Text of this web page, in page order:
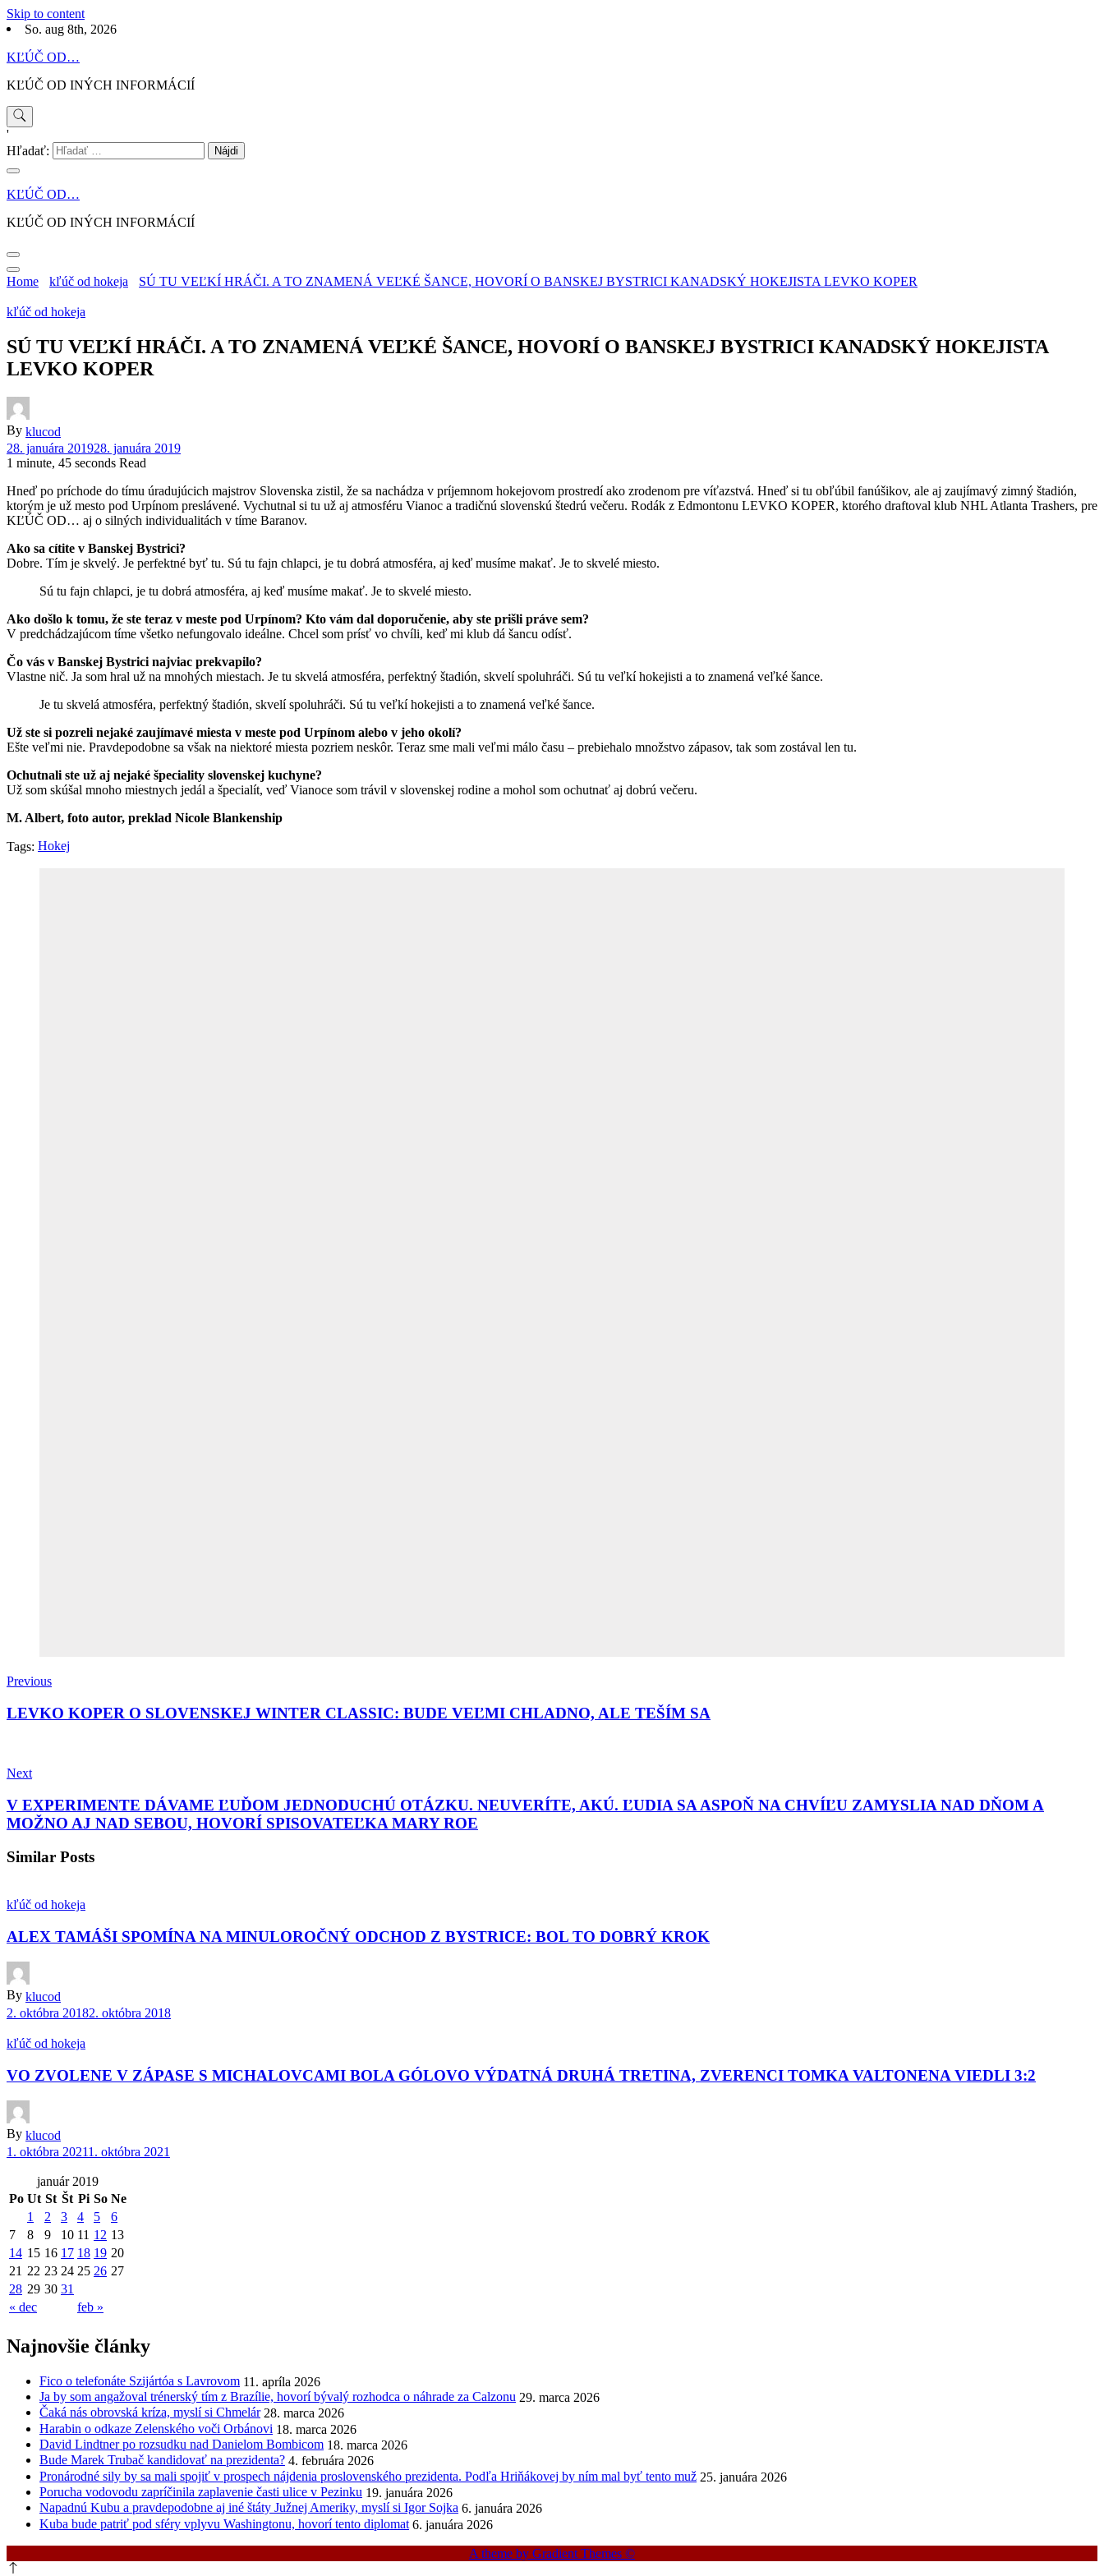
Skip to content
So. aug 8th, 2026
KĽÚČ OD…
KĽÚČ OD INÝCH INFORMÁCIÍ
'
Hľadať:
KĽÚČ OD…
KĽÚČ OD INÝCH INFORMÁCIÍ
Home kľúč od hokeja SÚ TU VEĽKÍ HRÁČI. A TO ZNAMENÁ VEĽKÉ ŠANCE, HOVORÍ O BANSKEJ BYSTRICI KANADSKÝ HOKEJISTA LEVKO KOPER
kľúč od hokeja
SÚ TU VEĽKÍ HRÁČI. A TO ZNAMENÁ VEĽKÉ ŠANCE, HOVORÍ O BANSKEJ BYSTRICI KANADSKÝ HOKEJISTA
LEVKO KOPER
By klucod
28. januára 201928. januára 2019
1 minute, 45 seconds Read
Hneď po príchode do tímu úradujúcich majstrov Slovenska zistil, že sa nachádza v príjemnom hokejovom prostredí ako zrodenom pre víťazstvá. Hneď si tu obľúbil fanúšikov, ale aj zaujímavý zimný štadión,
ktorým je už mesto pod Urpínom preslávené. Vychutnal si tu už aj atmosféru Vianoc a tradičnú slovenskú štedrú večeru. Rodák z Edmontonu LEVKO KOPER, ktorého draftoval klub NHL Atlanta Trashers, pre
KĽÚČ OD… aj o silných individualitách v tíme Baranov.
Ako sa cítite v Banskej Bystrici?
Dobre. Tím je skvelý. Je perfektné byť tu. Sú tu fajn chlapci, je tu dobrá atmosféra, aj keď musíme makať. Je to skvelé miesto.
Sú tu fajn chlapci, je tu dobrá atmosféra, aj keď musíme makať. Je to skvelé miesto.
Ako došlo k tomu, že ste teraz v meste pod Urpínom? Kto vám dal doporučenie, aby ste prišli práve sem?
V predchádzajúcom tíme všetko nefungovalo ideálne. Chcel som prísť vo chvíli, keď mi klub dá šancu odísť.
Čo vás v Banskej Bystrici najviac prekvapilo?
Vlastne nič. Ja som hral už na mnohých miestach. Je tu skvelá atmosféra, perfektný štadión, skvelí spoluhráči. Sú tu veľkí hokejisti a to znamená veľké šance.
Je tu skvelá atmosféra, perfektný štadión, skvelí spoluhráči. Sú tu veľkí hokejisti a to znamená veľké šance.
Už ste si pozreli nejaké zaujímavé miesta v meste pod Urpínom alebo v jeho okolí?
Ešte veľmi nie. Pravdepodobne sa však na niektoré miesta pozriem neskôr. Teraz sme mali veľmi málo času – prebiehalo množstvo zápasov, tak som zostával len tu.
Ochutnali ste už aj nejaké špeciality slovenskej kuchyne?
Už som skúšal mnoho miestnych jedál a špecialít, veď Vianoce som trávil v slovenskej rodine a mohol som ochutnať aj dobrú večeru.
M. Albert, foto autor, preklad Nicole Blankenship
Tags: Hokej
Previous
LEVKO KOPER O SLOVENSKEJ WINTER CLASSIC: BUDE VEĽMI CHLADNO, ALE TEŠÍM SA
Next
V EXPERIMENTE DÁVAME ĽUĎOM JEDNODUCHÚ OTÁZKU. NEUVERÍTE, AKÚ. ĽUDIA SA ASPOŇ NA CHVÍĽU ZAMYSLIA NAD DŇOM A
MOŽNO AJ NAD SEBOU, HOVORÍ SPISOVATEĽKA MARY ROE
Similar Posts
kľúč od hokeja
ALEX TAMÁŠI SPOMÍNA NA MINULOROČNÝ ODCHOD Z BYSTRICE: BOL TO DOBRÝ KROK
By klucod
2. októbra 20182. októbra 2018
kľúč od hokeja
VO ZVOLENE V ZÁPASE S MICHALOVCAMI BOLA GÓLOVO VÝDATNÁ DRUHÁ TRETINA, ZVERENCI TOMKA VALTONENA VIEDLI 3:2
By klucod
1. októbra 20211. októbra 2021
január 2019
Po Ut St Št Pi So Ne
« dec feb »
1 2 3 4 5
6
7
8 9 10 11 12 13
14 15 16 17 18 19 20
21 22 23 24 25 26 27
28 29 30 31
Najnovšie články
Fico o telefonáte Szijártóa s Lavrovom 11. apríla 2026
Ja by som angažoval trénerský tím z Brazílie, hovorí bývalý rozhodca o náhrade za Calzonu 29. marca 2026
Čaká nás obrovská kríza, myslí si Chmelár 28. marca 2026
Harabin o odkaze Zelenského voči Orbánovi 18. marca 2026
David Lindtner po rozsudku nad Danielom Bombicom 18. marca 2026
Bude Marek Trubač kandidovať na prezidenta? 4. februára 2026
Pronárodné sily by sa mali spojiť v prospech nájdenia proslovenského prezidenta. Podľa Hriňákovej by ním mal byť tento muž 25. januára 2026
Porucha vodovodu zapríčinila zaplavenie časti ulice v Pezinku 19. januára 2026
Napadnú Kubu a pravdepodobne aj iné štáty Južnej Ameriky, myslí si Igor Sojka 6. januára 2026
Kuba bude patriť pod sféry vplyvu Washingtonu, hovorí tento diplomat 6. januára 2026
A theme by Gradient Themes ©